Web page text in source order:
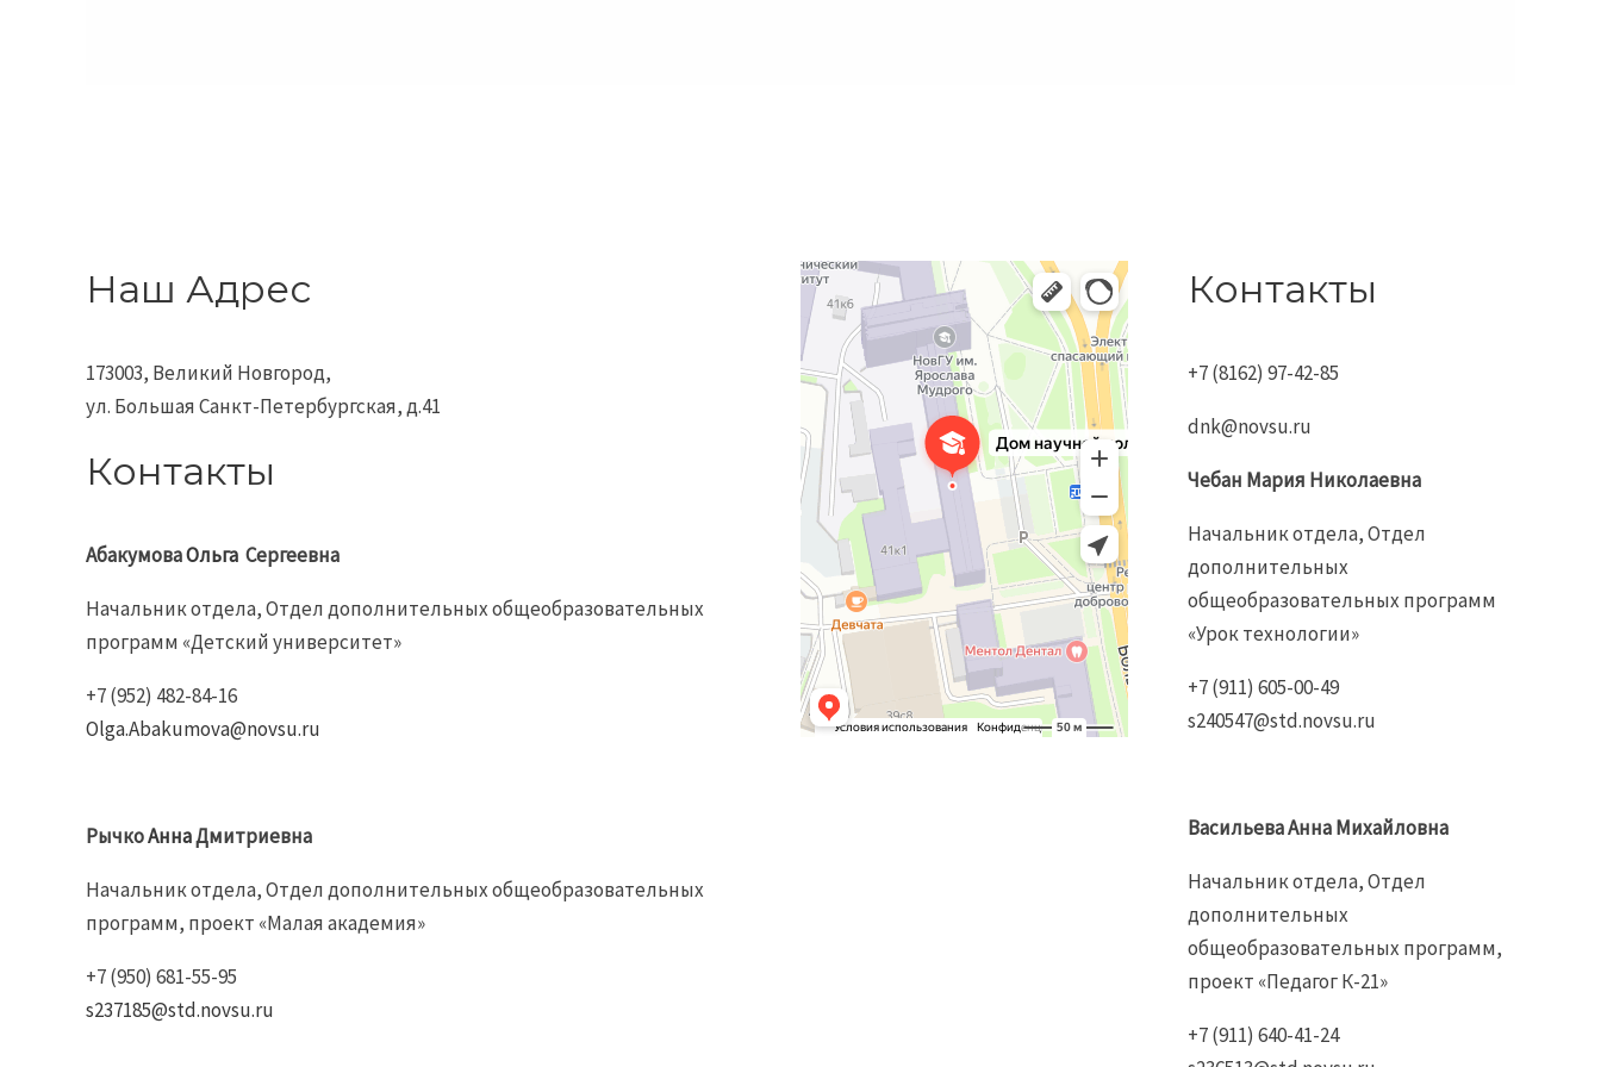
Наш Адрес
173003, Великий Новгород,
ул. Большая Санкт-Петербургская, д.41
Контакты
АбакумоваОльга Сергеевна
Начальник отдела, Отдел дополнительных общеобразовательных
программ «Детский университет»
+7 (952) 482-84-16
Olga.Abakumova@novsu.ru
РычкоАннаДмитриевна
Начальник отдела, Отдел дополнительных общеобразовательных
программ, проект «Малая академия»
+7 (950) 681-55-95
s237185@std.novsu.ru
Дом научной коллаборации им. С.В. Ковалевской
Учебный центр в Великом Новгороде
Контакты
+7 (8162) 97-42-85
dnk@novsu.ru
Чебан Мария Николаевна
Начальник отдела, Отдел
дополнительных
общеобразовательных программ
«Урок технологии»
+7 (911) 605-00-49
s240547@std.novsu.ru
Васильева Анна Михайловна
Начальник отдела, Отдел
дополнительных
общеобразовательных программ,
проект «Педагог К-21»
+7 (911) 640-41-24